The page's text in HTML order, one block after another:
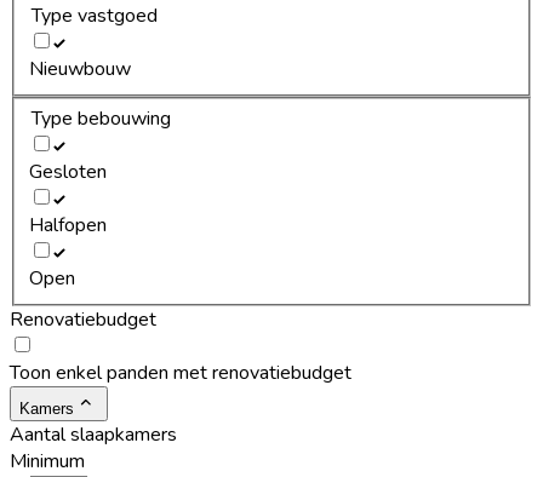
Type vastgoed
Nieuwbouw
Type bebouwing
Gesloten
Halfopen
Open
Renovatiebudget
Toon enkel panden met renovatiebudget
Kamers
Aantal slaapkamers
Minimum